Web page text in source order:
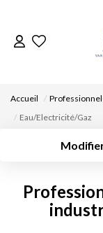
Accueil
Eau/Electricité/Gaz
Sélectionnez...
Type de bien